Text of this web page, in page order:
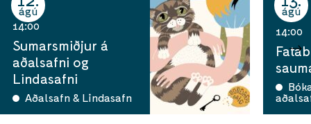
ágú
14:00
Sumarsmiðjur á
aðalsafni og
Lindasafni
Aðalsafn & Lindasafn
ágú
14:00